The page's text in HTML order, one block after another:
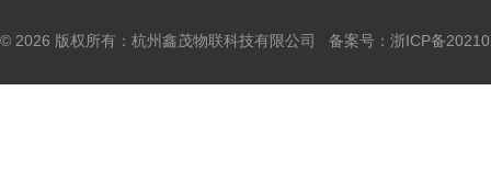
© 2026 版权所有：杭州鑫茂物联科技有限公司 备案号： 浙ICP备